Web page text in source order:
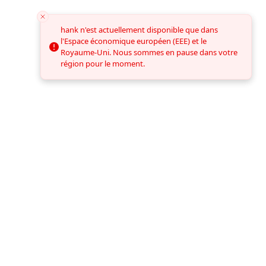
hank n'est actuellement disponible que dans
l'Espace économique européen (EEE) et le
Royaume-Uni. Nous sommes en pause dans votre
région pour le moment.
hank n'est actuellement disponible que dans
l'Espace économique européen (EEE) et le
Royaume-Uni. Nous sommes en pause dans votre
région pour le moment.